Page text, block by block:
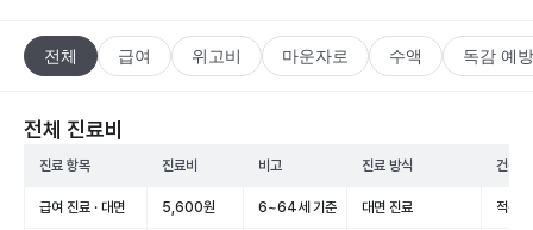
전체 급여 위고비 마운자로 수액 독감 예
전체 진료비
진료 항목 진료비 비고 진료 방식 건강
급여 진료 · 대면 5,600원 6~64세 기준 대면 진료 적용(